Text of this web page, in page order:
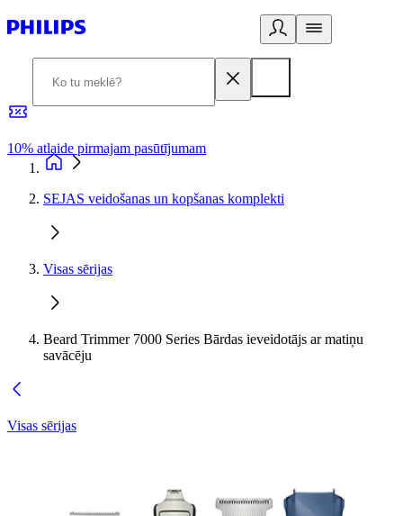
10% atlaide pirmajam pasūtījumam
SEJAS veidošanas un kopšanas komplekti
Visas sērijas
Beard Trimmer 7000 Series Bārdas ieveidotājs ar matiņu
savācēju
Visas sērijas